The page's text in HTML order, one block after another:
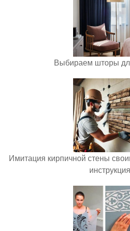
Выбираем шторы
Имитация кирпичной стены
инструкция